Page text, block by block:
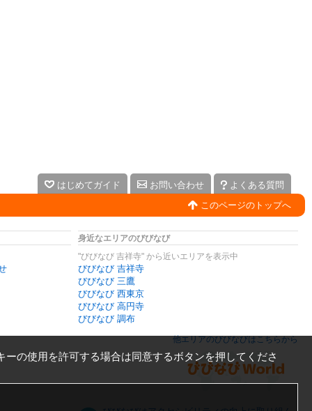
はじめてガイド お問い合わせ
よくある質問
このページのトップへ
身近なエリアのびびなび
"びびなび 吉祥寺" から近いエリアを表示中
びびなび 吉祥寺
びびなび 三鷹
びびなび 西東京
びびなび 高円寺
びびなび 調布
他エリアのびびなびはこちらから
ーの使用を許可する場合は同意するボタンを押してくださ